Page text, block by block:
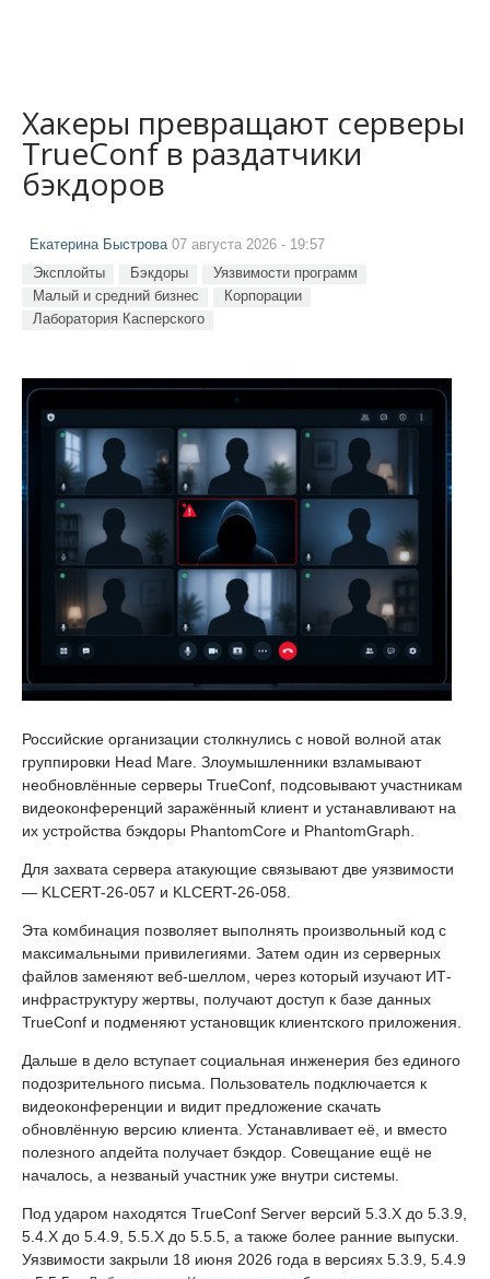
Хакеры превращают серверы
TrueConf в раздатчики
бэкдоров
Екатерина Быстрова 07 августа 2026 - 19:57
Эксплойты Бэкдоры
Уязвимости программ
Малый и средний бизнес
Корпорации
Лаборатория Касперского
Российские организации столкнулись с новой волной атак
группировки Head Mare. Злоумышленники взламывают
необновлённые серверы TrueConf, подсовывают участникам
видеоконференций заражённый клиент и устанавливают на
их устройства бэкдоры PhantomCore и PhantomGraph.
Для захвата сервера атакующие связывают две уязвимости
— KLCERT-26-057 и KLCERT-26-058.
Эта комбинация позволяет выполнять произвольный код с
максимальными привилегиями. Затем один из серверных
файлов заменяют веб-шеллом, через который изучают ИТ-
инфраструктуру жертвы, получают доступ к базе данных
TrueConf и подменяют установщик клиентского приложения.
Дальше в дело вступает социальная инженерия без единого
подозрительного письма. Пользователь подключается к
видеоконференции и видит предложение скачать
обновлённую версию клиента. Устанавливает её, и вместо
полезного апдейта получает бэкдор. Совещание ещё не
началось, а незваный участник уже внутри системы.
Под ударом находятся TrueConf Server версий 5.3.X до 5.3.9,
5.4.X до 5.4.9, 5.5.X до 5.5.5, а также более ранние выпуски.
Уязвимости закрыли 18 июня 2026 года в версиях 5.3.9, 5.4.9